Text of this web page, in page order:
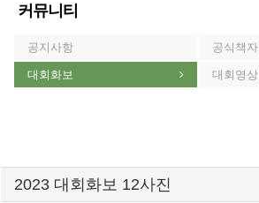
커뮤니티
공지사항 공식책자
대회화보 대회영상
2023 대회화보 12사진